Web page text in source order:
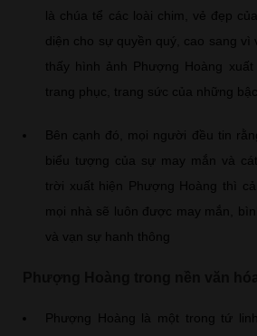
là chúa tể các loài chim, vẻ đẹp
diện cho sự quyền quý, cao sang vì
thấy hình ảnh Phượng Hoàng
trang phục, trang sức của những bậc
Bên cạnh đó, mọi người đều tin
biểu tượng của sự may mắn và
trời xuất hiện Phượng Hoàng thì
mọi nhà sẽ luôn được may mắn,
và vạn sự hanh thông
Phượng Hoàng là một trong tứ